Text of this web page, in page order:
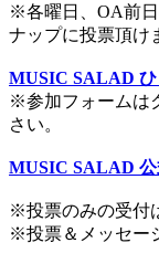
※各曜日、OA前日
ナップに投票頂け
MUSIC SALAD ひ
※参加フォームは
さい。
MUSIC SALAD
※投票のみの受付
※投票＆メッセー